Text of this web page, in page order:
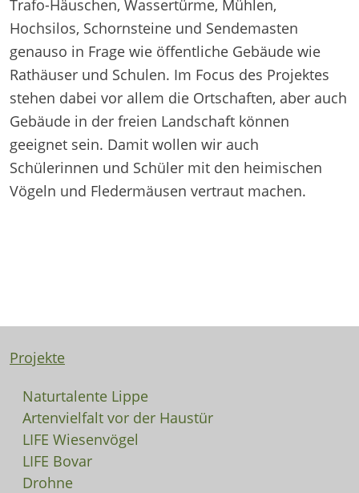
Trafo-Häuschen, Wassertürme, Mühlen,
Hochsilos, Schornsteine und Sendemasten
genauso in Frage wie öffentliche Gebäude wie
Rathäuser und Schulen. Im Focus des Projektes
stehen dabei vor allem die Ortschaften, aber auch
Gebäude in der freien Landschaft können
geeignet sein. Damit wollen wir auch
Schülerinnen und Schüler mit den heimischen
Vögeln und Fledermäusen vertraut machen.
Projekte
Naturtalente Lippe
Artenvielfalt vor der Haustür
LIFE Wiesenvögel
LIFE Bovar
Drohne